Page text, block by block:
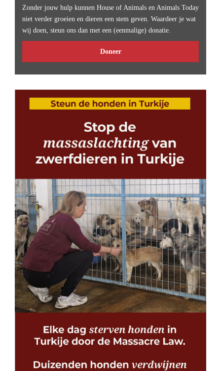
Zonder jouw hulp kunnen House of Animals en Animals Today
niet verder groeien en dieren een stem geven. Waardeer je wat
wij doen, steun ons dan met een (eenmalige) donatie.
Doneer